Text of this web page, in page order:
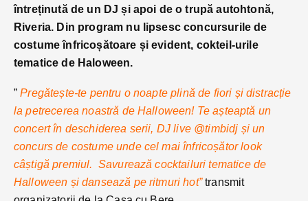
întreținută de un DJ și apoi de o trupă autohtonă,
Riveria. Din program nu lipsesc concursurile de
costume înfricoșătoare și evident, cokteil-urile
tematice de Haloween.
” Pregătește-te pentru o noapte plină de fiori și distracție
la petrecerea noastră de Halloween! Te așteaptă un
concert în deschiderea serii, DJ live @timbidj și un
concurs de costume unde cel mai înfricoșător look
câștigă premiul. Savurează cocktailuri tematice de
Halloween și dansează pe ritmuri hot” transmit